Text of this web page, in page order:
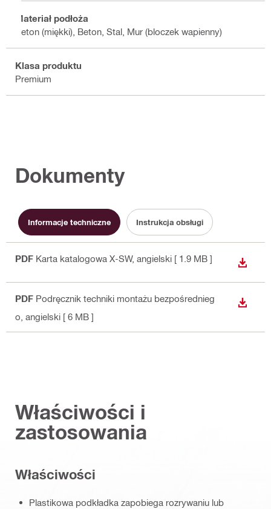
Materiał podłoża
Beton (miękki), Beton, Stal, Mur (bloczek wapienny)
Klasa produktu
Premium
Dokumenty
Informacje techniczne Instrukcja obsługi
PDF Karta katalogowa X-SW, angielski [ 1.9 MB ]
PDF Podręcznik techniki montażu bezpośrednieg
o , angielski [ 6 MB ]
Właściwości i
zastosowania
Właściwości
Plastikowa podkładka zapobiega rozrywaniu lub